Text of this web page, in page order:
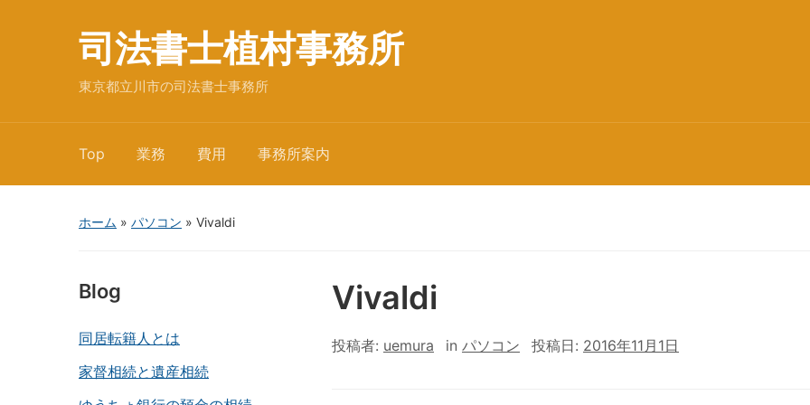
司法書士植村事務所
東京都立川市の司法書士事務所
Top 業務 費用 事務所案内
ホーム » パソコン » Vivaldi
Blog
同居転籍人とは
家督相続と遺産相続
Vivaldi
投稿者: uemura in パソコン 投稿日: 2016年11月1日